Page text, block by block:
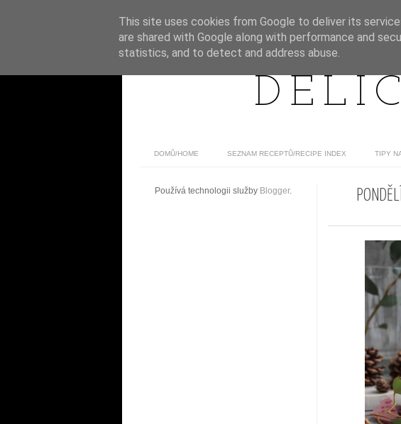
DOMŮ/HOME SEZNAM RECEPTŮ/RECIPE INDEX TIPY
Používá technologii služby Blogger.
This site uses cookies from Google to deliver its
are shared with Google along with performance and
statistics, and to detect and address abuse.